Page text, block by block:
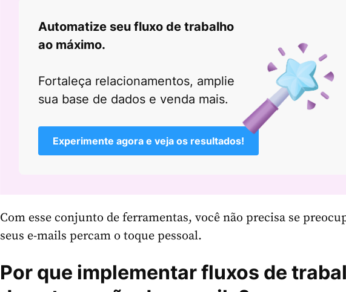
Automatize seu fluxo de trabalho
ao máximo.
Fortaleça relacionamentos, amplie
sua base de dados e venda mais.
Experimente agora e veja os resultados!
Com esse conjunto de ferramentas, você não precisa se
seus e-mails percam o toque pessoal.
Por que implementar fluxos de